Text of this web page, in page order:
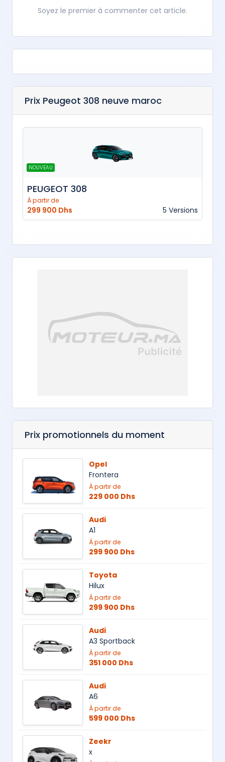
Soyez le premier à commenter cet article.
Prix Peugeot 308 neuve maroc
NOUVEAU
PEUGEOT 308
À partir de
299 900 Dhs 5 Versions
Prix promotionnels du moment
Opel
Frontera
À partir de
229 000 Dhs
Audi
A1
À partir de
299 900 Dhs
Toyota
Hilux
À partir de
299 900 Dhs
Audi
A3 Sportback
À partir de
351 000 Dhs
Audi
A6
À partir de
599 000 Dhs
Zeekr
x